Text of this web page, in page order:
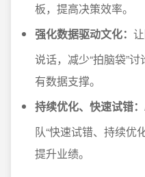
板，提高决策效率。
强化数据驱动文化：
说话，减少“拍脑袋”
有数据支撑。
持续优化、快速试错：
队“快速试错、持续优
提升业绩。